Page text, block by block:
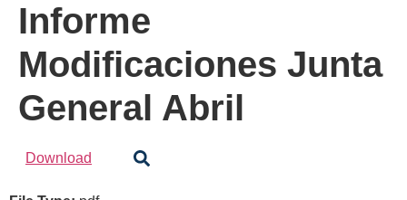
Informe
Modificaciones Junta
General Abril
Download